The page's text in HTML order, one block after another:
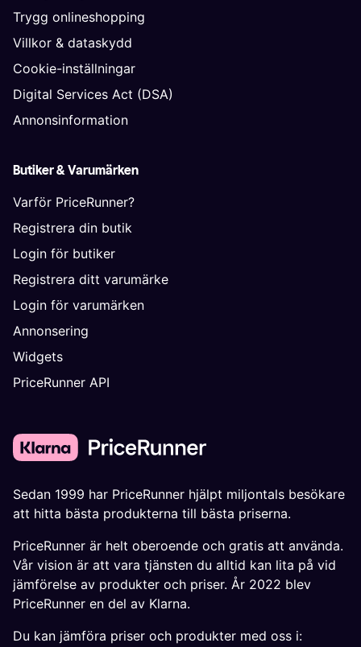
Trygg onlineshopping
Villkor & dataskydd
Cookie-inställningar
Digital Services Act (DSA)
Annonsinformation
Butiker & Varumärken
Varför PriceRunner?
Registrera din butik
Login för butiker
Registrera ditt varumärke
Login för varumärken
Annonsering
Widgets
PriceRunner API
Sedan 1999 har PriceRunner hjälpt miljontals besökare
att hitta bästa produkterna till bästa priserna.
PriceRunner är helt oberoende och gratis att använda.
Vår vision är att vara tjänsten du alltid kan lita på vid
jämförelse av produkter och priser. År 2022 blev
PriceRunner en del av Klarna.
Du kan jämföra priser och produkter med oss i: